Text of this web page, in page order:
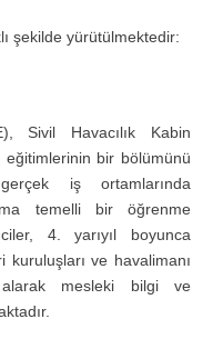
şekilde yürütülmektedir:
Sivil Havacılık Kabin
eğitimlerinin bir bölümünü
iş ortamlarında
temelli bir öğrenme
4. yarıyıl boyunca
ve havalimanı
mesleki bilgi ve